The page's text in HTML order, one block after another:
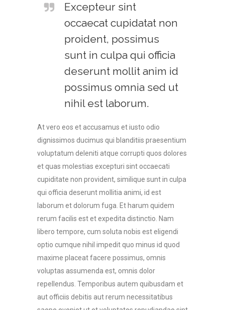
Excepteur sint
occaecat cupidatat non
proident, possimus
sunt in culpa qui officia
deserunt mollit anim id
possimus omnia sed ut
nihil est laborum.
At vero eos et accusamus et iusto odio
dignissimos ducimus qui blanditiis praesentium
voluptatum deleniti atque corrupti quos dolores
et quas molestias excepturi sint occaecati
cupiditate non provident, similique sunt in culpa
qui officia deserunt mollitia animi, id est
laborum et dolorum fuga. Et harum quidem
rerum facilis est et expedita distinctio. Nam
libero tempore, cum soluta nobis est eligendi
optio cumque nihil impedit quo minus id quod
maxime placeat facere possimus, omnis
voluptas assumenda est, omnis dolor
repellendus. Temporibus autem quibusdam et
aut officiis debitis aut rerum necessitatibus